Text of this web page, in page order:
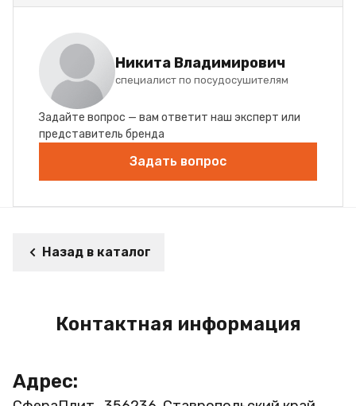
Никита Владимирович
специалист по посудосушителям
Задайте вопрос — вам ответит наш эксперт или
представитель бренда
Задать вопрос
Назад в каталог
Контактная информация
Адрес: